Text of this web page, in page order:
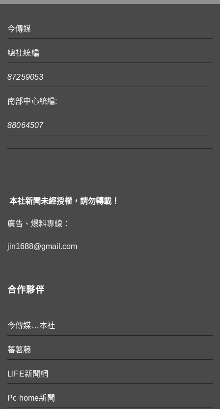
今傳媒
總社統編
87259053
南部中心統編:
88064507
本社新聞未經授權，請勿轉載！
廣告、爆料專線：
jin1688@gmail.com
合作夥伴
今傳媒…本社
蕃薯藤
LIFE新聞網
Pc home新聞